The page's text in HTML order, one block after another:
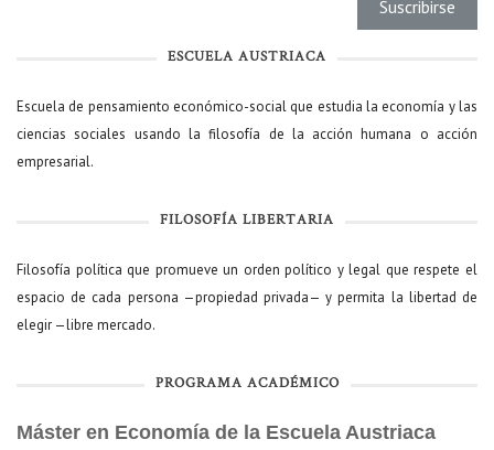
ESCUELA AUSTRIACA
Escuela de pensamiento económico-social que estudia la economía y las
ciencias sociales usando la filosofía de la acción humana o acción
empresarial.
FILOSOFÍA LIBERTARIA
Filosofía política que promueve un orden político y legal que respete el
espacio de cada persona —propiedad privada— y permita la libertad de
elegir —libre mercado.
PROGRAMA ACADÉMICO
Máster en Economía de la Escuela Austriaca